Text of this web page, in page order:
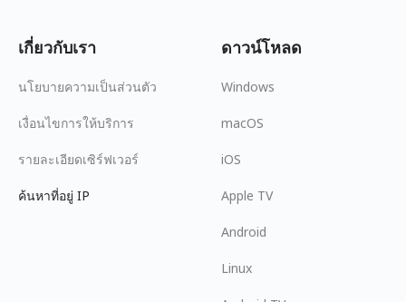
เกี่ยวกับเรา
นโยบายความเป็นส่วนตัว
เงื่อนไขการให้บริการ
รายละเอียดเซิร์ฟเวอร์
ค้นหาที่อยู่ IP
ดาวน์โหลด
Windows
macOS
iOS
Apple TV
Android
Linux